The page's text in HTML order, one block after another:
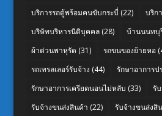
บริการรถตู้พร้อมคนขับกระบี่ (22) บริก
บริษัทบริหารนิติบุคคล(28) บ้านนนทบุ
ผ้าต่วนพาหุรัด (31) รถขนของย้ายหอ
รถเทรลเลอร์รับจ้าง (44) รักษาอาการป
รักษาอาการเครียดนอนไม่หลับ (33) รั
รับจ้างขนส่งสินค้า (22) รับจ้างขนส่งสิ